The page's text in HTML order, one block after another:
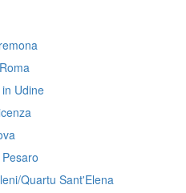
Udine
Quartu Sant'Elena